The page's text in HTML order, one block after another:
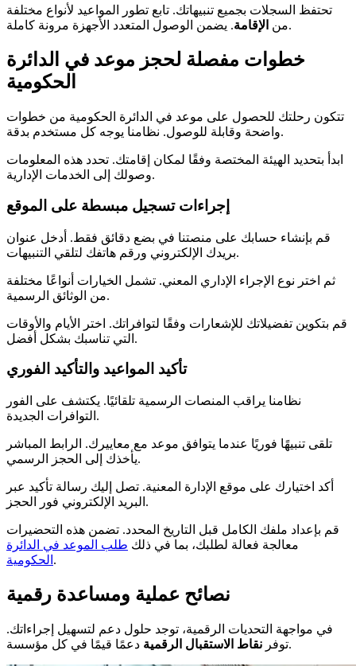
تحتفظ السجلات بجميع تنبيهاتك. تابع تطور المواعيد لأنواع مختلفة
من الإقامة . يضمن الوصول المتعدد الأجهزة مرونة كاملة.
خطوات مفصلة لحجز موعد في الدائرة
الحكومية
تتكون رحلتك للحصول على موعد في الدائرة الحكومية من خطوات
واضحة وقابلة للوصول. نظامنا يوجه كل مستخدم بدقة.
ابدأ بتحديد الهيئة المختصة وفقًا لمكان إقامتك. تحدد هذه المعلومات
وصولك إلى الخدمات الإدارية.
إجراءات تسجيل مبسطة على الموقع
قم بإنشاء حسابك على منصتنا في بضع دقائق فقط. أدخل عنوان
بريدك الإلكتروني ورقم هاتفك لتلقي التنبيهات.
ثم اختر نوع الإجراء الإداري المعني. تشمل الخيارات أنواعًا مختلفة
من الوثائق الرسمية.
قم بتكوين تفضيلاتك للإشعارات وفقًا لتوافراتك. اختر الأيام والأوقات
التي تناسبك بشكل أفضل.
تأكيد المواعيد والتأكيد الفوري
نظامنا يراقب المنصات الرسمية تلقائيًا. يكتشف على الفور
التوافرات الجديدة.
تلقى تنبيهًا فوريًا عندما يتوافق موعد مع معاييرك. الرابط المباشر
يأخذك إلى الحجز الرسمي.
أكد اختيارك على موقع الإدارة المعنية. تصل إليك رسالة تأكيد عبر
البريد الإلكتروني فور الحجز.
قم بإعداد ملفك الكامل قبل التاريخ المحدد. تضمن هذه التحضيرات
معالجة فعالة لطلبك، بما في ذلك طلب الموعد في الدائرة
الحكومية .
نصائح عملية ومساعدة رقمية
في مواجهة التحديات الرقمية، توجد حلول دعم لتسهيل إجراءاتك.
توفر نقاط الاستقبال الرقمية دعمًا قيمًا في كل مؤسسة.